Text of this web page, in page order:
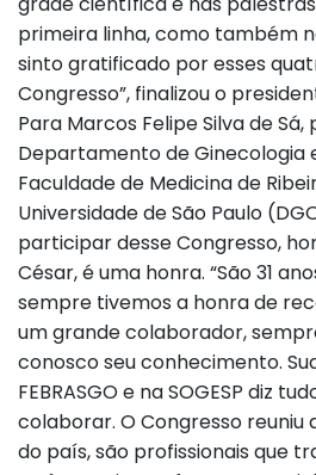
primeira linha, como também
sinto gratificado por esses
Congresso”, finalizou o
Para Marcos Felipe Silva de
Departamento de Ginecologia
Faculdade de Medicina de
Universidade de São Paulo
participar desse Congresso,
César, é uma honra. “São 31
sempre tivemos a honra de
um grande colaborador,
conosco seu conhecimento.
FEBRASGO e na SOGESP diz
colaborar. O Congresso reuniu
do país, são profissionais que